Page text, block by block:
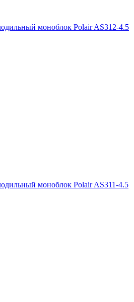
моноблок Polair AS312-4.5
моноблок Polair AS311-4.5